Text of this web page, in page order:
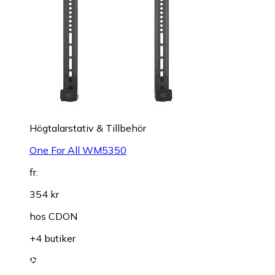
Högtalarstativ & Tillbehör
One For All WM5350
fr.
354 kr
hos CDON
+4 butiker